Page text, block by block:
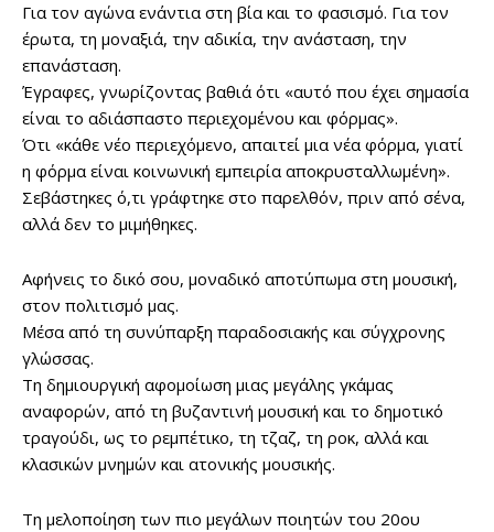
Για τον αγώνα ενάντια στη βία και το φασισμό. Για τον
έρωτα, τη μοναξιά, την αδικία, την ανάσταση, την
επανάσταση.
Έγραφες, γνωρίζοντας βαθιά ότι «αυτό που έχει σημασία
είναι το αδιάσπαστο περιεχομένου και φόρμας».
Ότι «κάθε νέο περιεχόμενο, απαιτεί μια νέα φόρμα, γιατί
η φόρμα είναι κοινωνική εμπειρία αποκρυσταλλωμένη».
Σεβάστηκες ό,τι γράφτηκε στο παρελθόν, πριν από σένα,
αλλά δεν το μιμήθηκες.
Αφήνεις το δικό σου, μοναδικό αποτύπωμα στη μουσική,
στον πολιτισμό μας.
Μέσα από τη συνύπαρξη παραδοσιακής και σύγχρονης
γλώσσας.
Τη δημιουργική αφομοίωση μιας μεγάλης γκάμας
αναφορών, από τη βυζαντινή μουσική και το δημοτικό
τραγούδι, ως το ρεμπέτικο, τη τζαζ, τη ροκ, αλλά και
κλασικών μνημών και ατονικής μουσικής.
Τη μελοποίηση των πιο μεγάλων ποιητών του 20ου